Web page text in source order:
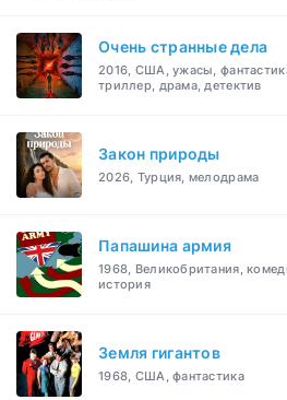
Очень странные дела
2016, США, ужасы,
триллер, драма, детектив
Закон природы
2026, Турция, мелодрама
Папашина армия
1968, Великобритания,
история
Земля гигантов
1968, США, фантастика